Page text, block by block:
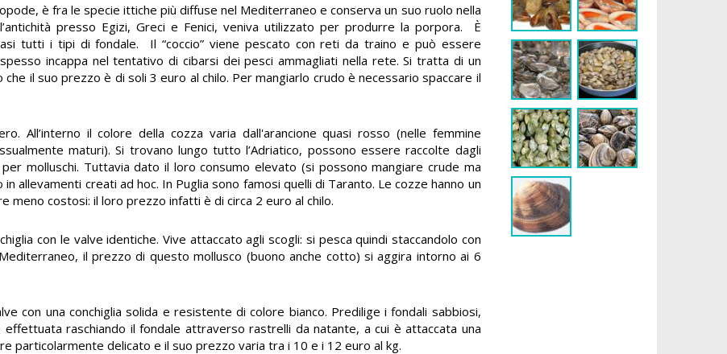
è fra le specie ittiche più diffuse nel Mediterraneo e conserva un suo ruolo nella
presso Egizi, Greci e Fenici, veniva utilizzato per produrre la porpora. È
tutti i tipi di fondale. Il “coccio” viene pescato con reti da traino e può essere
incappa nel tentativo di cibarsi dei pesci ammagliati nella rete. Si tratta di un
il suo prezzo è di soli 3 euro al chilo. Per mangiarlo crudo è necessario spaccare il
All’interno il colore della cozza varia dall'arancione quasi rosso (nelle femmine
maturi). Si trovano lungo tutto l’Adriatico, possono essere raccolte dagli
molluschi. Tuttavia dato il loro consumo elevato (si possono mangiare crude ma
allevamenti creati ad hoc. In Puglia sono famosi quelli di Taranto. Le cozze hanno un
costosi: il loro prezzo infatti è di circa 2 euro al chilo.
con le valve identiche. Vive attaccato agli scogli: si pesca quindi staccandolo con
il prezzo di questo mollusco (buono anche cotto) si aggira intorno ai 6
con una conchiglia solida e resistente di colore bianco. Predilige i fondali sabbiosi,
raschiando il fondale attraverso rastrelli da natante, a cui è attaccata una
particolarmente delicato e il suo prezzo varia tra i 10 e i 12 euro al kg.